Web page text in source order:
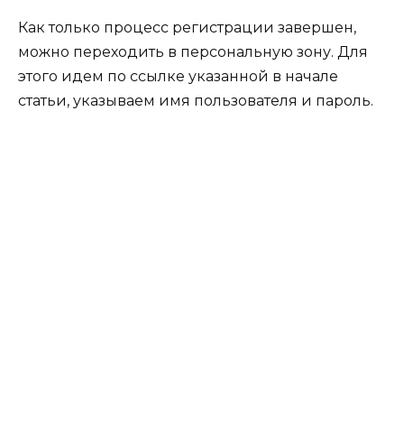
Как только процесс регистрации завершен,
можно переходить в персональную зону. Для
этого идем по ссылке указанной в начале
статьи, указываем имя пользователя и пароль.